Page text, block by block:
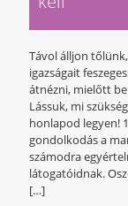
Távol álljon
igazságait
átnézni, mielőtt
Lássuk, mi
honlapod legyen!
gondolkodás a
számodra
látogatóidnak.
[…]